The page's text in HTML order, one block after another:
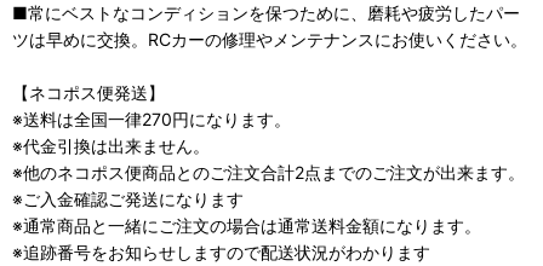
■常にベストなコンディションを保つために、磨耗や疲労したパー
ツは早めに交換。RCカーの修理やメンテナンスにお使いください。
【ネコポス便発送】
※送料は全国一律270円になります。
※代金引換は出来ません。
※他のネコポス便商品とのご注文合計2点までのご注文が出来ます。
※ご入金確認ご発送になります
※通常商品と一緒にご注文の場合は通常送料金額になります。
※追跡番号をお知らせしますので配送状況がわかります